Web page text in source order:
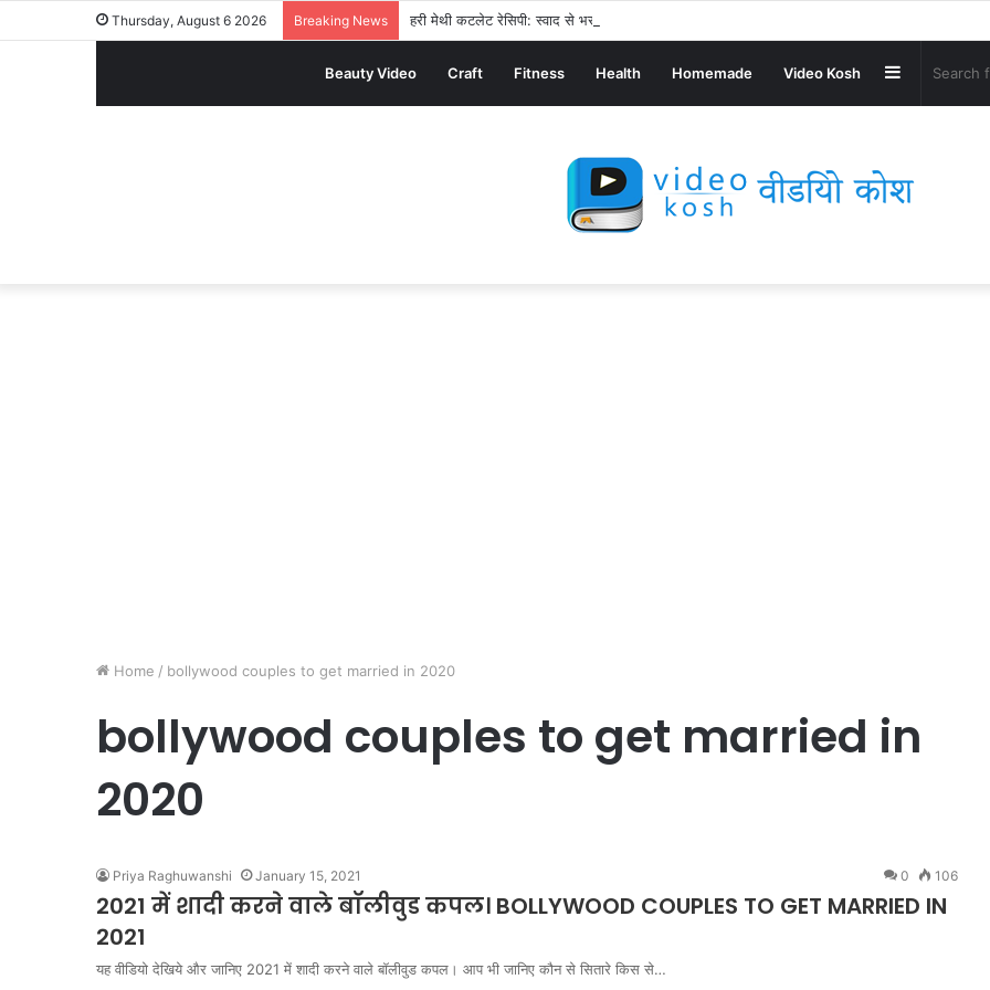
Thursday, August 6 2026 Breaking News हरी मेथी कटलेट रेसिपी: स्वाद से भरपूर और स्वस्थ नाश्ता बनाएं!
Beauty Video Craft Fitness Health Homemade Video Kosh Sidebar
Home / bollywood couples to get married in 2020
bollywood couples to get married in
2020
Priya Raghuwanshi January 15, 2021 0 106
2021 में शादी करने वाले बॉलीवुड कपल। BOLLYWOOD COUPLES TO GET MARRIED IN
2021
यह वीडियो देखिये और जानिए 2021 में शादी करने वाले बॉलीवुड कपल। आप भी जानिए कौन से सितारे किस से…